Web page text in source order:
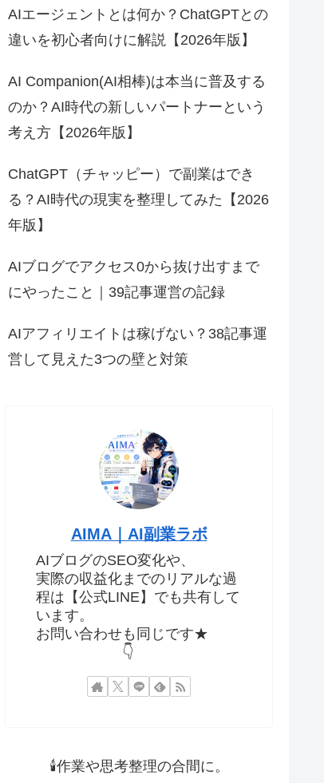
AIエージェントとは何か？ChatGPTとの
違いを初心者向けに解説【2026年版】
AI Companion(AI相棒)は本当に普及する
のか？AI時代の新しいパートナーという
考え方【2026年版】
ChatGPT（チャッピー）で副業はでき
る？AI時代の現実を整理してみた【2026
年版】
AIブログでアクセス0から抜け出すまで
にやったこと｜39記事運営の記録
AIアフィリエイトは稼げない？38記事運
営して見えた3つの壁と対策
AIMA｜AI副業ラボ
AIブログのSEO変化や、
実際の収益化までのリアルな過
程は【公式LINE】でも共有して
います。
お問い合わせも同じです★
👇
🕯作業や思考整理の合間に。